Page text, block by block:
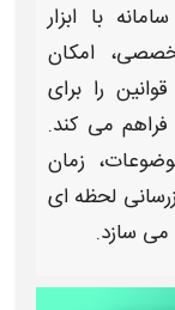
با ابزار
امکان
را برای
فراهم می کند.
زمان
لحظه ای
می سازد.